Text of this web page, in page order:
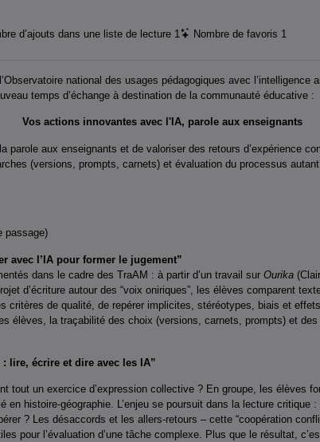
d’ajouts dans une liste de lecture 1 Nombre de favoris 1
national des usages pédagogiques avec l’intelligence
temps d’échange à destination de la communauté éducative :
Vos actions innovantes avec l'IA, parole aux enseignants
parole aux enseignants et de valoriser des retours d’expérience
(versions, prompts, carnets) et évaluation du processus
passage)
avec l’IA pour former le jugement”
dans le cadre des TraAM : à partir d’un travail sur Ourika
d’écriture autour des “voix oniriques”, les élèves comparent
critères de qualité, de repérer implicites, stéréotypes, biais et
élèves, la traçabilité des choix (versions, carnets, prompts) et
: lire, écrire et dire avec les IA”
tout un exercice d’expression collective ? En groupe, les élèves
histoire-géographie. L’enjeu se poursuit dans la lecture critique :
? Les désaccords et les allers-retours – cette “coopération
pour l’évaluation d’une tâche complexe. Plus que le résultat,